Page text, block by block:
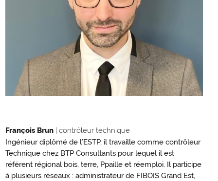
François Brun
| contrôleur technique
Ingénieur diplômé de l’ESTP, il travaille comme contrôleur
Technique chez BTP Consultants pour lequel il est
référent régional bois, terre, Ppaille et réemploi. Il participe
à plusieurs réseaux : administrateur de FIBOIS Grand Est,